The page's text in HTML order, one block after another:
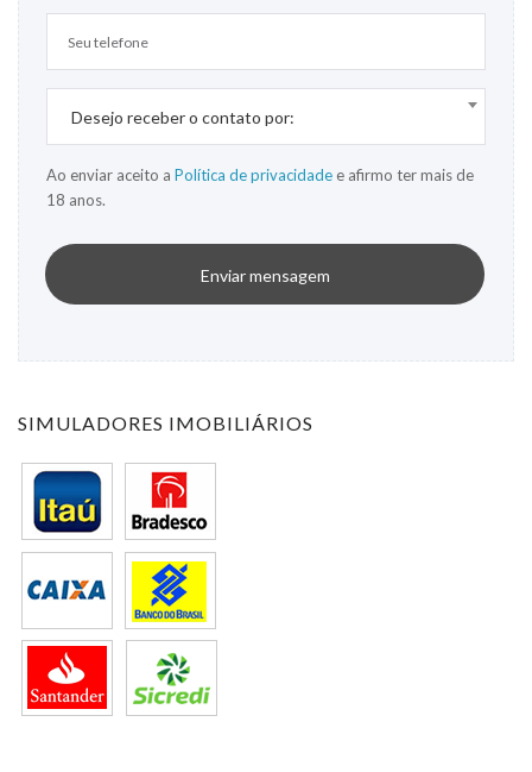
Desejo receber o contato por:
Ao enviar aceito a Política de privacidade e afirmo ter mais de
18 anos.
Enviar mensagem
SIMULADORES IMOBILIÁRIOS